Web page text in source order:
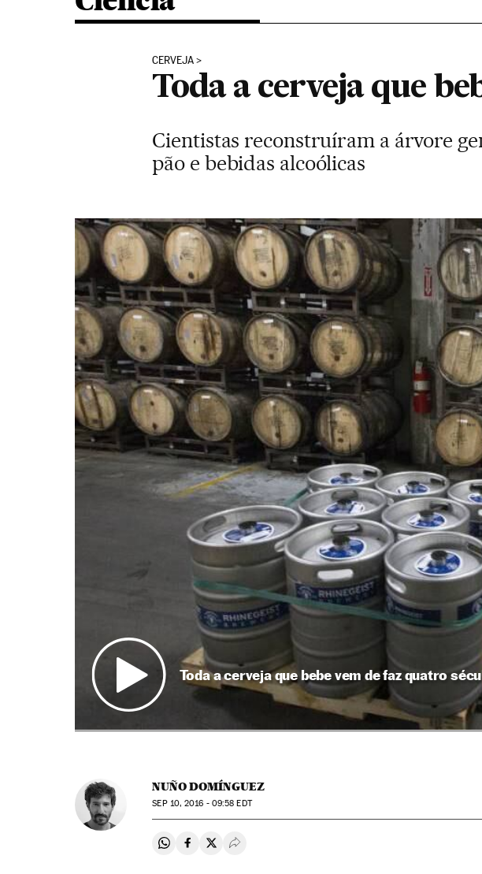
CERVEJA
Toda a cerveja que
Cientistas reconstruíram a árvore
pão e bebidas alcoólicas
Toda a cerveja que bebe vem de faz quatro
NUÑO DOMÍNGUEZ
SEP10, 2016 - 09:58 EDT
Compartir en Whatsapp
Compartir en Facebook
Compartir en Twitter
Desplegar Redes Sociales